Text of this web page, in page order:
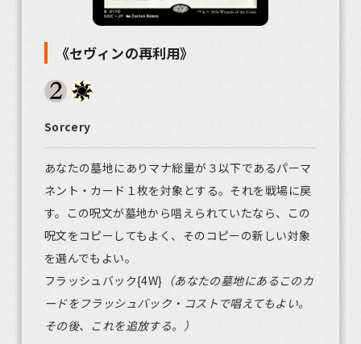
《セヴィンの再利用》
Sorcery
あなたの墓地にありマナ総量が３以下であるパーマ
ネント・カード１枚を対象とする。それを戦場に戻
す。この呪文が墓地から唱えられていたなら、この
呪文をコピーしてもよく、そのコピーの新しい対象
を選んでもよい。
フラッシュバック{4W} （あなたの墓地にあるこのカ
ードをフラッシュバック・コストで唱えてもよい。
その後、これを追放する。）